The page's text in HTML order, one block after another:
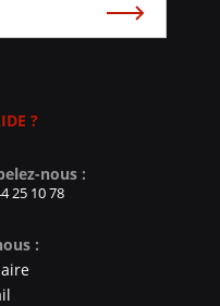
Souscrire
?
nous :
25 10 78
: